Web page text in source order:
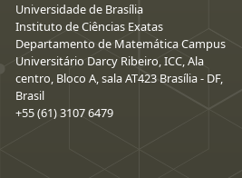
Universidade de Brasília
Instituto de Ciências Exatas
Departamento de Matemática Campus
Universitário Darcy Ribeiro, ICC, Ala
centro, Bloco A, sala AT423 Brasília - DF,
Brasil
+55 (61) 3107 6479